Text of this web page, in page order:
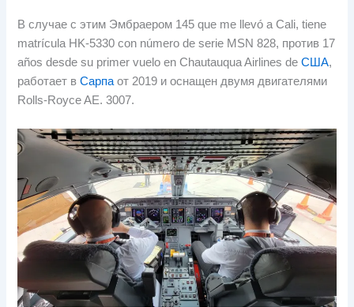
В случае с этим Эмбраером 145que me llevó a Cali,tiene
matrícula HK-5330 con número de serie MSN 828, против 17
años desde su primer vuelo en Chautauqua Airlines de США,
работает вСарпаот 2019 и оснащен двумя двигателями
Rolls-Royce AE. 3007.